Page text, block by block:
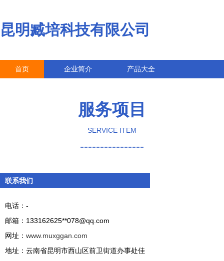
昆明臧培科技有限公司
首页 企业简介 产品大全
服务项目
SERVICE ITEM
----------------
联系我们
电话：-
邮箱：133162625**078@qq.com
网址： www.muxggan.com
地址：云南省昆明市西山区前卫街道办事处佳